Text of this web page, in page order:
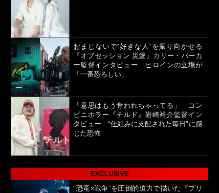
おまじないで“好きな人”を振り向かせる
『オブセッション 災愛』カリー・バーカ
ー監督インタビュー ヒロインの立場が
「一番恐ろしい」
「意思はもう奪われちゃってる」 コン
ビニホラー『チルド』岩崎裕介監督イン
タビュー “仕組みに支配された毎日”に感
じた恐怖
EXCLUSIVE
“恐竜×戦争”を圧倒的迫力で描いた『プリ